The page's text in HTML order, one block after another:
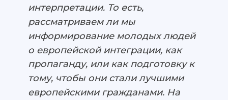
интерпретации. То есть,
рассматриваем ли мы
информирование молодых людей
о европейской интеграции, как
пропаганду, или как подготовку к
тому, чтобы они стали лучшими
европейскими гражданами. На